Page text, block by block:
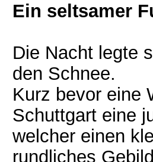
Ein seltsamer
Die Nacht legte
den Schnee.
Kurz bevor eine
Schuttgart eine
welcher einen
rundliches